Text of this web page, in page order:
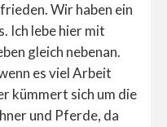
Wir haben ein
Ich lebe hier mit
gleich nebenan.
es viel Arbeit
kümmert sich um die
und Pferde, da